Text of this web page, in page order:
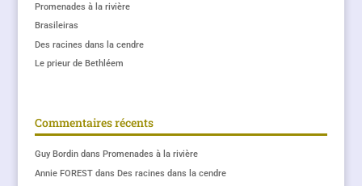
Promenades à la rivière
Brasileiras
Des racines dans la cendre
Le prieur de Bethléem
Commentaires récents
Guy Bordindans Promenades à la rivière
Annie FORESTdans Des racines dans la cendre